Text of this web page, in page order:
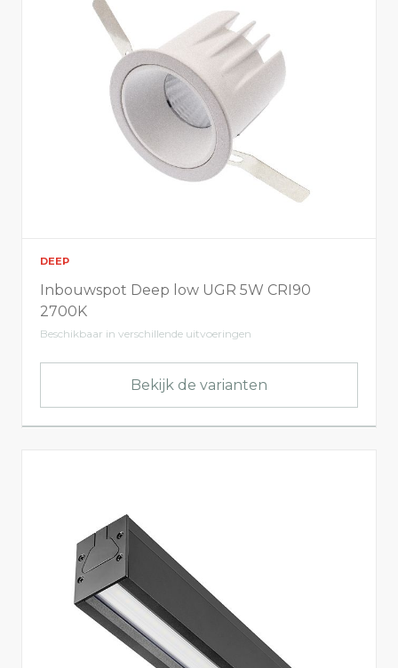
DEEP
Inbouwspot Deep low UGR 5W CRI90
2700K
Beschikbaar in verschillende uitvoeringen
Bekijk de varianten